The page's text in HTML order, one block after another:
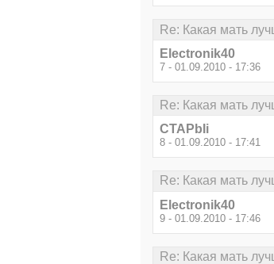
Re: Какая мать
Electronik40
7 - 01.09.2010 - 17:36
Re: Какая мать
CTAPbIi
8 - 01.09.2010 - 17:41
Re: Какая мать
Electronik40
9 - 01.09.2010 - 17:46
Re: Какая мать